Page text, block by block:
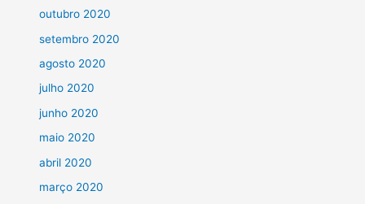
outubro 2020
setembro 2020
agosto 2020
julho 2020
junho 2020
maio 2020
abril 2020
março 2020